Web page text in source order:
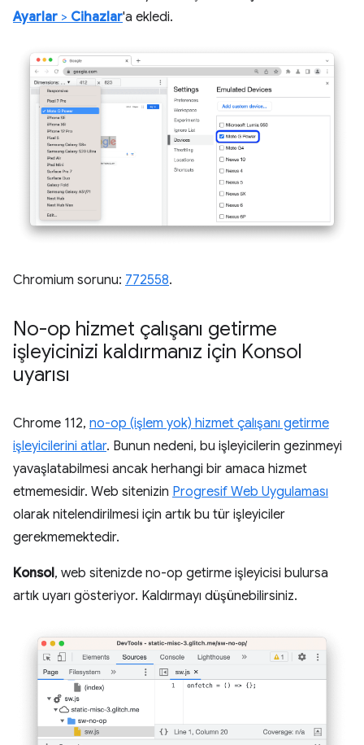
Ayarlar > Cihazlar'a ekledi.
Chromium sorunu: 772558.
No-op hizmet çalışanı getirme
işleyicinizi kaldırmanız için Konsol
uyarısı
Chrome 112, no-op (işlem yok) hizmet çalışanı getirme
işleyicilerini atlar. Bunun nedeni, bu işleyicilerin gezinmeyi
yavaşlatabilmesi ancak herhangi bir amaca hizmet
etmemesidir. Web sitenizin Progresif Web Uygulaması
olarak nitelendirilmesi için artık bu tür işleyiciler
gerekmemektedir.
Konsol, web sitenizde no-op getirme işleyicisi bulursa
artık uyarı gösteriyor. Kaldırmayı düşünebilirsiniz.